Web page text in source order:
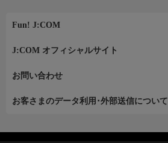
Fun! J:COM
J:COM オフィシャルサイト
お問い合わせ
お客さまのデータ利用･外部送信について